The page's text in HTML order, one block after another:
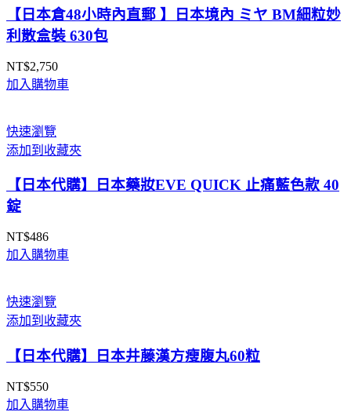
【日本倉48小時內直郵 】日本境內 ミヤ BM細粒妙
利散盒裝 630包
NT$2,750
加入購物車
快速瀏覽
添加到收藏夾
【日本代購】日本藥妝EVE QUICK 止痛藍色款 40
錠
NT$486
加入購物車
快速瀏覽
添加到收藏夾
【日本代購】日本井藤漢方瘦腹丸60粒
NT$550
加入購物車